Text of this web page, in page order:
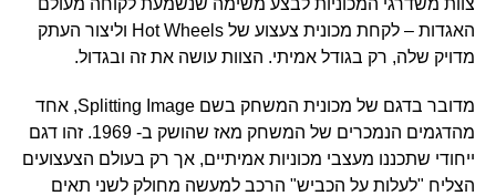
האגדות – לקחת מכונית צעצוע של Hot Wheels וליצור העתק
מדויק שלה, רק בגודל אמיתי. הצוות עושה את זה ובגדול.
מדובר בדגם של מכונית המשחק בשם Splitting Image, אחד
מהדגמים הנמכרים של המשחק מאז שהושק ב- 1969. זהו דגם
ייחודי שתכננו מעצבי מכוניות אמיתיים, אך רק בעולם הצעצועים
הצליח "לעלות על הכביש" הרכב למעשה מחולק לשני תאים